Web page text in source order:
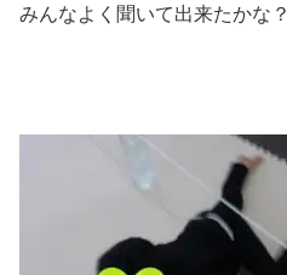
みんなよく聞いて出来たかな？